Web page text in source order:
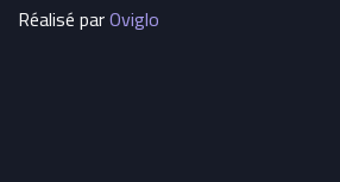
Réalisé parOviglo